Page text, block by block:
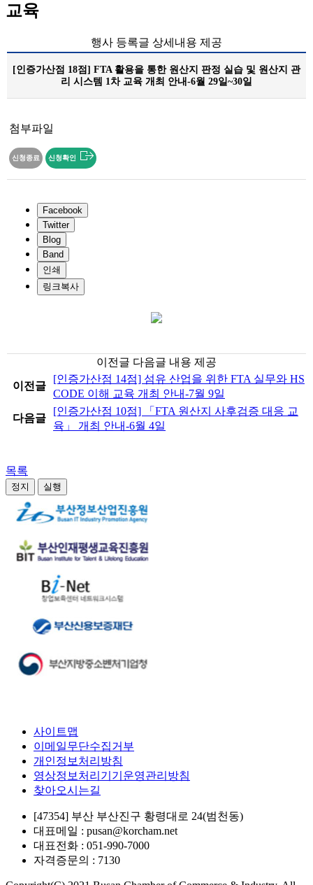
교육
행사 등록글 상세내용 제공
[인증가산점 18점] FTA 활용을 통한 원산지 판정 실습 및 원산지 관
리 시스템 1차 교육 개최 안내-6월 29일~30일
첨부파일
신청종료 신청확인
Facebook
Twitter
Blog
Band
인쇄
링크복사
이전글 다음글 내용 제공
이전글
[인증가산점 14점] 섬유 산업을 위한 FTA 실무와 HS
CODE 이해 교육 개최 안내-7월 9일
다음글
[인증가산점 10점] 「FTA 원산지 사후검증 대응 교
육」 개최 안내-6월 4일
목록
정지 실행
사이트맵
이메일무단수집거부
개인정보처리방침
영상정보처리기기운영관리방침
찾아오시는길
[47354] 부산 부산진구 황령대로 24(범천동)
대표메일 : pusan@korcham.net
대표전화 : 051-990-7000
자격증문의 : 7130